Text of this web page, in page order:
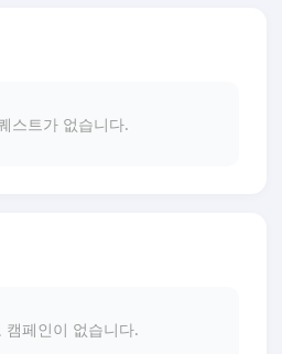
스트가 없습니다.
캠페인이 없습니다.